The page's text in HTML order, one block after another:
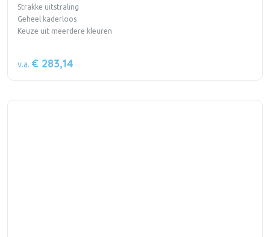
Strakke uitstraling
Geheel kaderloos
Keuze uit meerdere kleuren
v.a. € 283,14